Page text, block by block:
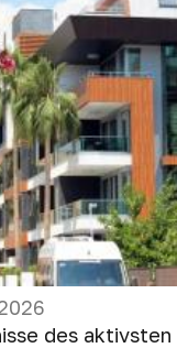
des aktivsten